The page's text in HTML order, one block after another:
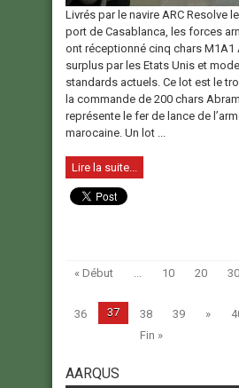
Livrés par le navire ARC Resolve
port de Casablanca, les forces
ont réceptionné cinq chars
surplus par les Etats Unis et
standards actuels. Ce lot est le
la commande de 200 chars
représente le fer de lance de
marocaine. Un lot ...
Lire la suite...
« Début ... 10 20
30
36
37 38 39 »
Fin »
AARQUS